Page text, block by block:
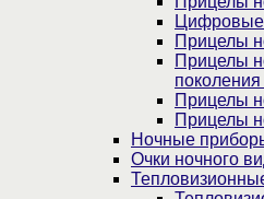
Цифровые
Прицелы
Прицелы
Прицелы
Прицелы
Ночные
Очки ночного